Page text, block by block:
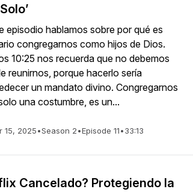
episodio hablamos sobre por qué es
congregarnos como hijos de Dios.
10:25 nos recuerda que no debemos
reunirnos, porque hacerlo sería
un mandato divino. Congregarnos
una costumbre, es un...
15, 2025•Season 2•Episode 11•33:13
Cancelado? Protegiendo la